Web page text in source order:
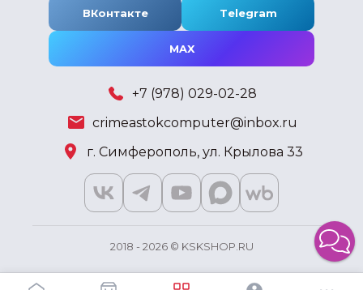
ВКонтакте Telegram
MAX
+7 (978) 029-02-28
crimeastokcomputer@inbox.ru
г. Симферополь, ул. Крылова 33
2018 - 2026 © KSKSHOP.RU